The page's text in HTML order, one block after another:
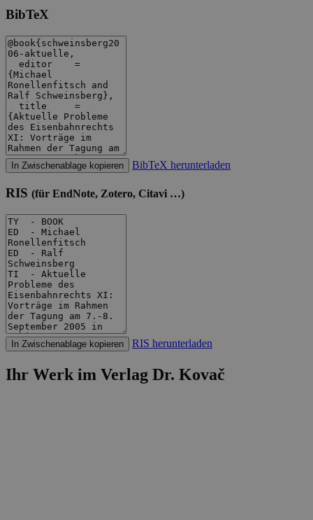
BibTeX
In Zwischenablage kopieren BibTeX herunterladen
RIS (für EndNote, Zotero, Citavi …)
In Zwischenablage kopieren RIS herunterladen
Ihr Werk im Verlag Dr. Kovač